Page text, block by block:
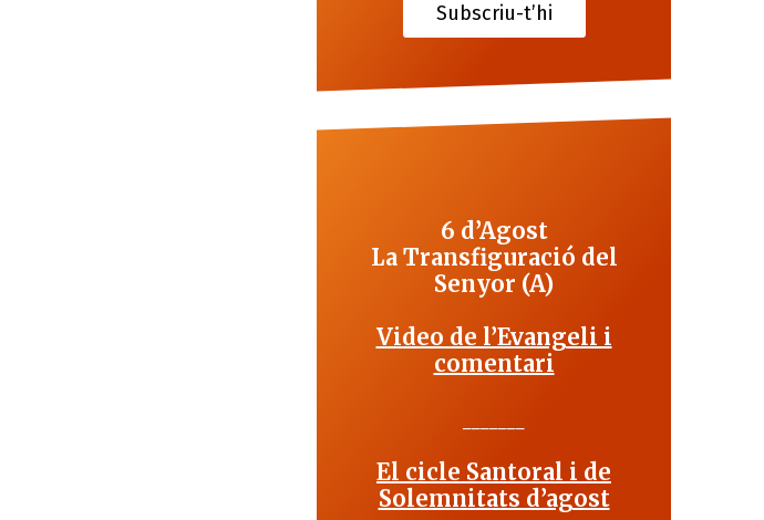
Subscriu-t’hi
6 d’Agost
La Transfiguració del
Senyor (A)
Video de l’Evangeli i
comentari
El cicle Santoral i de
Solemnitats d’agost